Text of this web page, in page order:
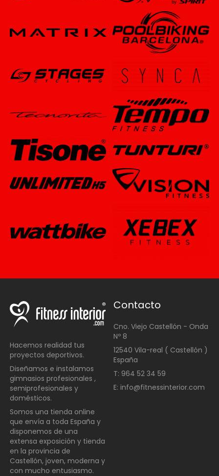
Hacemos realidad tus
proyectos deportivos.
Diseñamos e instalamos
gimnasios profesionales ,
semiprofesionales y
domésticos.
Somos una tienda online
que envía a toda España y
disponemos de una
extensa exposición y tienda
en la provincia de
Castellón, joven, moderna y
con mucho entusiasmo.
Contacto
Cno. Viejo Castellón - Onda
Nº 8
12540 Vila-real ( Castellón )
España
T: 964 52 34 59
E: info@fitnessinterior.com